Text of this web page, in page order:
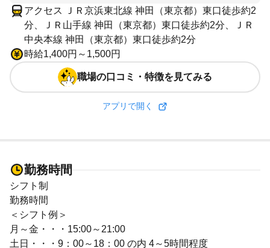
アクセス ＪＲ京浜東北線 神田（東京都）東口徒歩約2
分、ＪＲ山手線 神田（東京都）東口徒歩約2分、ＪＲ
中央本線 神田（東京都）東口徒歩約2分
時給1,400円～1,500円
職場の口コミ・特徴を見てみる
アプリで開く
勤務時間
シフト制
勤務時間
＜シフト例＞
月～金・・・15:00～21:00
土日・・・9：00～18：00 の内 4～5時間程度